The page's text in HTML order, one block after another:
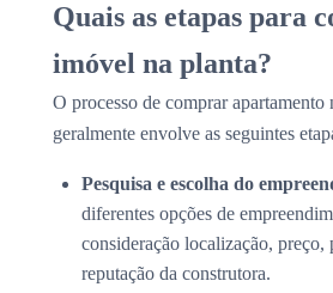
Quais as etapas para
imóvel na planta?
O processo de comprar apartamento
geralmente envolve as seguintes
Pesquisa e escolha do
diferentes opções de
consideração localização, preço,
reputação da construtora.